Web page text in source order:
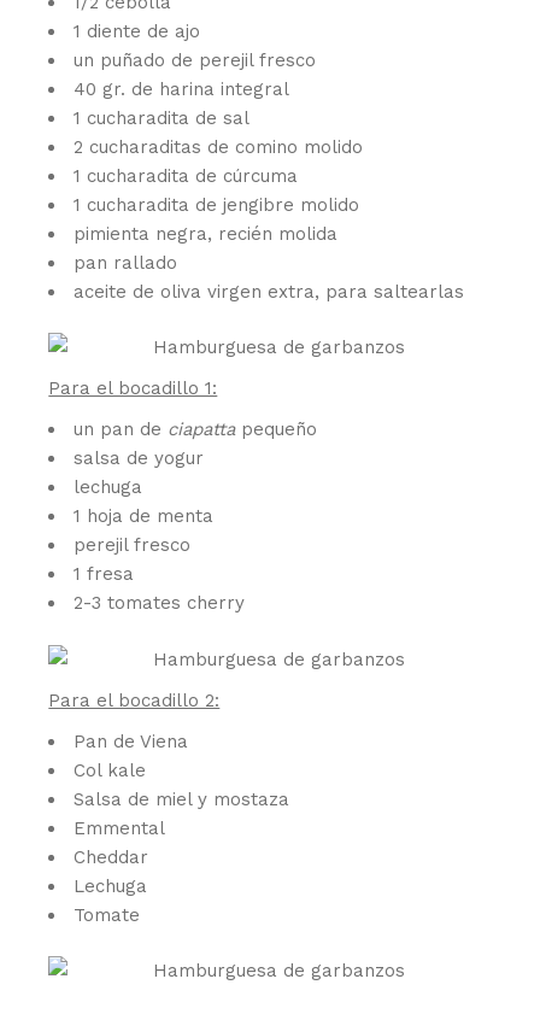
1 diente de ajo
un puñado de perejil fresco
40 gr. de harina integral
1 cucharadita de sal
2 cucharaditas de comino molido
1 cucharadita de cúrcuma
1 cucharadita de jengibre molido
pimienta negra, recién molida
pan rallado
aceite de oliva virgen extra, para saltearlas
Para el bocadillo 1:
un pan de ciapattapequeño
salsa de yogur
lechuga
1 hoja de menta
perejil fresco
1 fresa
2-3 tomates cherry
Para el bocadillo 2:
Pan de Viena
Col kale
Salsa de miel y mostaza
Emmental
Cheddar
Lechuga
Tomate